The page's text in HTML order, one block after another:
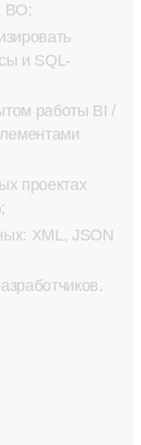
BO;
и SQL-
работы BI /
проектах
XML, JSON